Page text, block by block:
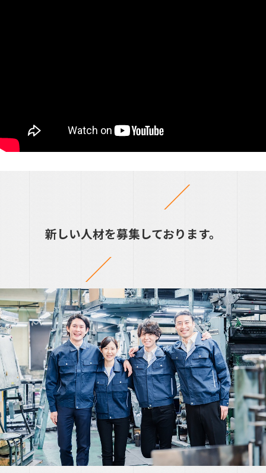
新しい人材を募集しております。